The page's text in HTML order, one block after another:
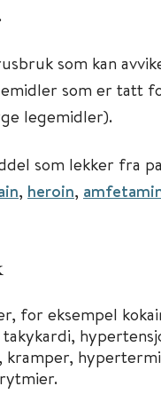
som kan
som er tatt
legemidler).
som lekker fra
, heroin,
for eksempel
kramper,